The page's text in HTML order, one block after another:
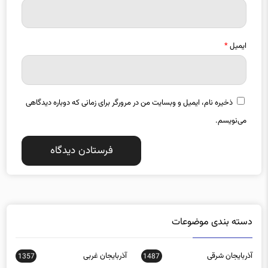
ایمیل*
ذخیره نام، ایمیل و وبسایت من در مرورگر برای زمانی که دوباره دیدگاهی
می‌نویسم.
دسته بندی موضوعات
آذربایجان شرقی 1487 آذربایجان غربی 1357